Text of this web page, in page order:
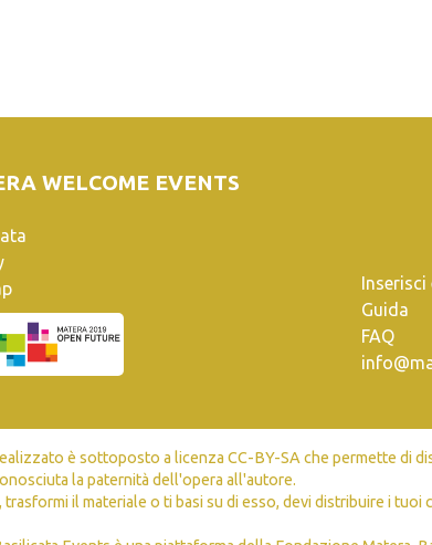
WELCOME EVENTS
Guida
FAQ
è sottoposto a licenza CC-BY-SA che permette di
la paternità dell'opera all'autore.
trasformi il materiale o ti basi su di esso, devi distribuire i